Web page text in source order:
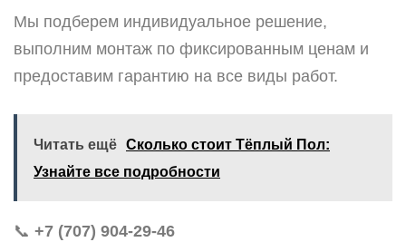
Мы подберем индивидуальное решение,
выполним монтаж по фиксированным ценам и
предоставим гарантию на все виды работ.
Читать ещё Сколько стоит Тёплый Пол:
Узнайте все подробности
📞 +7 (707) 904-29-46